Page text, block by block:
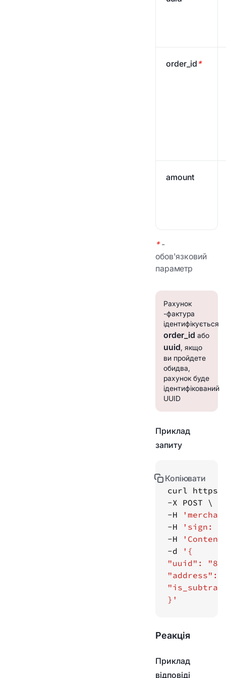
order_id *
amount
*-
обов'язковий
параметр
Рахунок
-фактура
ідентифікується
order_id або
uuid, якщо
ви пройдете
обидва,
рахунок буде
ідентифікований
UUID
Приклад
запиту
curl https:
-H
-H
'sign:
-H
-d
}'
Копіювати
Реакція
Приклад
відповіді